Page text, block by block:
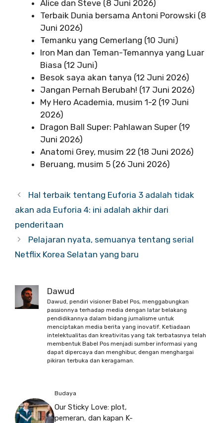
Alice dan Steve (8 Juni 2026)
Terbaik Dunia bersama Antoni Porowski (8
Juni 2026)
Temanku yang Cemerlang (10 Juni)
Iron Man dan Teman-Temannya yang Luar
Biasa (12 Juni)
Besok saya akan tanya (12 Juni 2026)
Jangan Pernah Berubah! (17 Juni 2026)
My Hero Academia, musim 1-2 (19 Juni
2026)
Dragon Ball Super: Pahlawan Super (19
Juni 2026)
Anatomi Grey, musim 22 (18 Juni 2026)
Beruang, musim 5 (26 Juni 2026)
Hal terbaik tentang Euforia 3 adalah tidak
akan ada Euforia 4: ini adalah akhir dari
penderitaan
Pelajaran nyata, semuanya tentang serial
Netflix Korea Selatan yang baru
Dawud
Dawud, pendiri visioner Babel Pos, menggabungkan
passionnya terhadap media dengan latar belakang
pendidikannya dalam bidang jurnalisme untuk
menciptakan media berita yang inovatif. Ketiadaan
intelektualitas dan kreativitas yang tak terbatasnya telah
membentuk Babel Pos menjadi sumber informasi yang
dapat dipercaya dan menghibur, dengan menghargai
pikiran terbuka dan keragaman.
Budaya
Our Sticky Love: plot,
pemeran, dan kapan K-